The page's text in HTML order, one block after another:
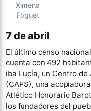
Ximena
Foguet
7 de abril
El último censo
cuenta con 492
iba Lucía, un Centro de
(CAPS), una
Atlético Honorario
los fundadores del